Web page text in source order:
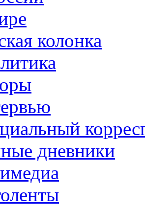
колонка
дневники